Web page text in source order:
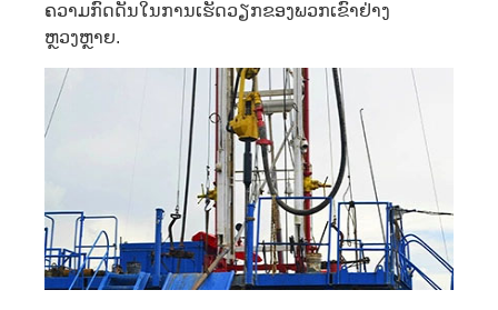
ຄວາມກົດດັນໃນການເຮັດວຽກຂອງພວກເຂົາຢ່າງ
ຫຼວງຫຼາຍ.